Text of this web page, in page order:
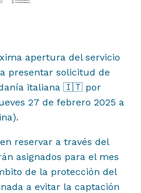
apertura del servicio
presentar solicitud de
italiana 🇮🇹 por
27 de febrero 2025 a
reservar a través del
asignados para el mes
de la protección del
a evitar la captación